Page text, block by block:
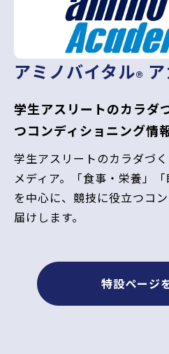
アミノバイタル®
学生アスリートのカラダ
つコンディショニング情
学生アスリートのカラダづ
メディア。「食事・栄養」
を中心に、競技に役立つコ
届けします。
特設ページ